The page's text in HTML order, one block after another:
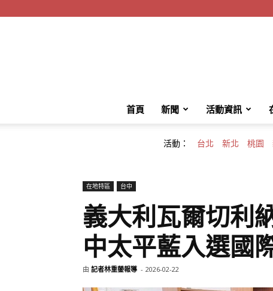
首頁 新聞 活動資訊
活動： 台北 新北 桃園
在地特區 台中
義大利瓦爾切利
中太平藍入選國
由 記者林重鎣報導 - 2026-02-22